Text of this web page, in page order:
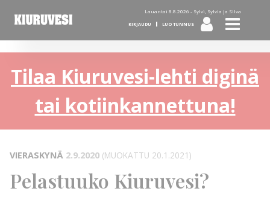
Lauantai 8.8.2026 - Sylvi, Sylvia ja Silva
KIRJAUDU LUO TUNNUS
Tilaa Kiuruvesi-lehti diginä
tai kotiinkannettuna!
VIERASKYNÄ 2.9.2020 (MUOKATTU 20.1.2021)
Pelastuuko Kiuruvesi?